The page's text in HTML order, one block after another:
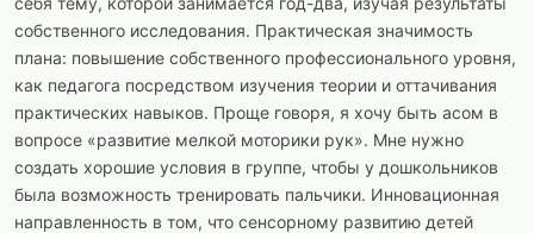
собственного исследования. Практическая значимость
плана: повышение собственного профессионального уровня,
как педагога посредством изучения теории и оттачивания
практических навыков. Проще говоря, я хочу быть асом в
вопросе «развитие мелкой моторики рук». Мне нужно
создать хорошие условия в группе, чтобы у дошкольников
была возможность тренировать пальчики. Инновационная
направленность в том, что сенсорному развитию детей